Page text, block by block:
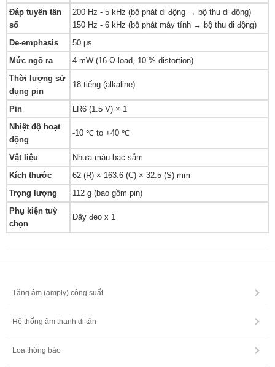
Đáp tuyến tần
số
200 Hz - 5 kHz (bộ phát di động → bộ thu di động)
150 Hz - 6 kHz (bộ phát máy tính → bộ thu di động)
De-emphasis
50 μs
Mức ngõ ra
4 mW (16 Ω load, 10 % distortion)
Thời lượng sử
dụng pin
18 tiếng (alkaline)
Pin
LR6 (1.5 V) × 1
Nhiệt độ hoạt
động
-10 ℃ to +40 ℃
Vật liệu
Nhựa màu bạc sẫm
Kích thước
62 (R) × 163.6 (C) × 32.5 (S) mm
Trọng lượng
112 g (bao gồm pin)
Phụ kiện tuỳ
chọn
Dây đeo x 1
Tăng âm (amply) công suất
Hệ thống âm thanh di tản
Loa thông báo